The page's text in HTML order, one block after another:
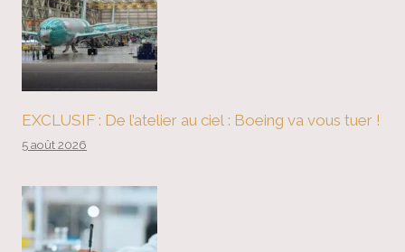
EXCLUSIF : De l’atelier au ciel : Boeing va vous tuer !
5 août 2026